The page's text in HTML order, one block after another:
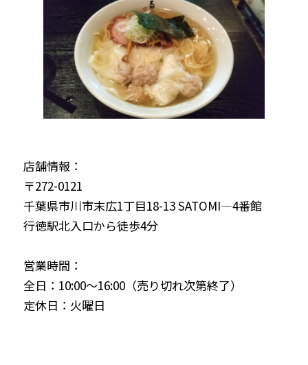
店舗情報：
〒272-0121
千葉県市川市末広1丁目18-13 SATOMI―4番館
行徳駅北入口から徒歩4分
営業時間：
全日：10:00〜16:00（売り切れ次第終了）
定休日：火曜日